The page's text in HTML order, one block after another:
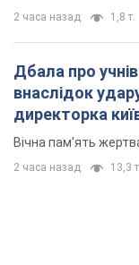
2 часа назад 1,8 т.
Дбала про
внаслідок
директорка
Вічна пам'ять
2 часа назад 13,3 т.